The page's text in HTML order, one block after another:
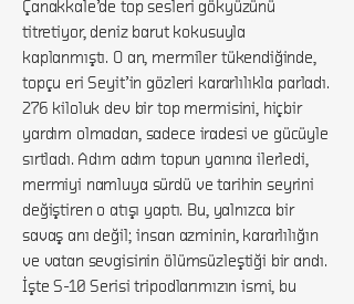
Çanakkale’de top sesleri gökyüzünü
titretiyor, deniz barut kokusuyla
kaplanmıştı. O an, mermiler tükendiğinde,
topçu eri Seyit’in gözleri kararlılıkla parladı.
276 kiloluk dev bir top mermisini, hiçbir
yardım olmadan, sadece iradesi ve gücüyle
sırtladı. Adım adım topun yanına ilerledi,
mermiyi namluya sürdü ve tarihin seyrini
değiştiren o atışı yaptı. Bu, yalnızca bir
savaş anı değil; insan azminin, kararlılığın
ve vatan sevgisinin ölümsüzleştiği bir andı.
İşte S-10 Serisi tripodlarımızın ismi, bu